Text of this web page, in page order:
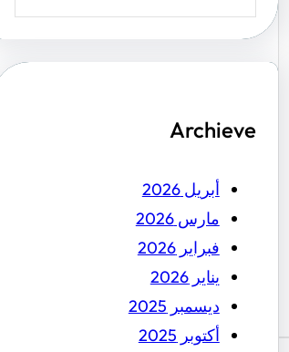
Archieve
أبريل 2026
مارس 2026
فبراير 2026
يناير 2026
ديسمبر 2025
أكتوبر 2025